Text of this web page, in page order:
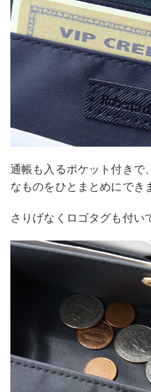
通帳も入るポケット付きで
なものをひとまとめにでき
さりげなくロゴタグも付